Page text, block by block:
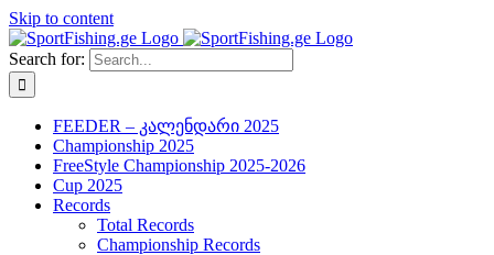
Skip to content
Search for:
FEEDER – კალენდარი 2025
Championship 2025
FreeStyle Championship 2025-2026
Cup 2025
Records
Total Records
Championship Records